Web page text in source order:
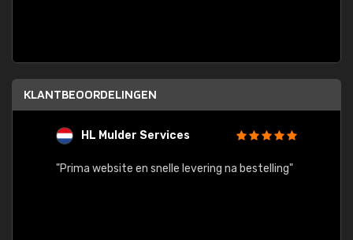
KLANTBEOORDELINGEN
HL Mulder Services
"Prima website en snelle levering na bestelling"